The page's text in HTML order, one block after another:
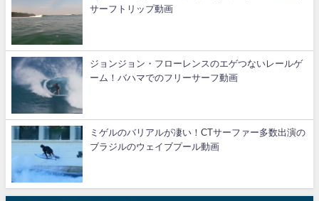
サーフトリップ動画
ジョンジョン・フローレンスのエゲつないレールゲ
ーム！バハマでのフリーサーフ動画
ミゲルのバリアルが凄い！CTサーファー多数出演の
ブラジルのウェイブプール動画